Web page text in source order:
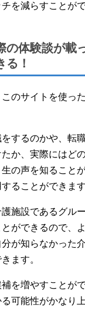
を減らすことがで
の体験談が載
る！
のサイトを使っ
するのかや、転
か、実際にはど
の声を知ること
ることができます
施設であるグル
ができるので、
が知らなかった
ます。
を増やすことが
可能性がかなり上